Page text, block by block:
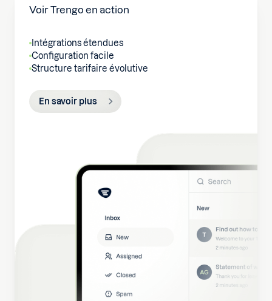
Voir Trengo en action
Intégrations étendues
Configuration facile
Structure tarifaire évolutive
En savoir plus